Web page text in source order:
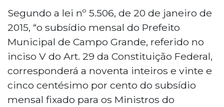
Segundo a lei nº 5.506, de 20 de janeiro de
2015, “o subsídio mensal do Prefeito
Municipal de Campo Grande, referido no
inciso V do Art. 29 da Constituição Federal,
corresponderá a noventa inteiros e vinte e
cinco centésimo por cento do subsídio
mensal fixado para os Ministros do